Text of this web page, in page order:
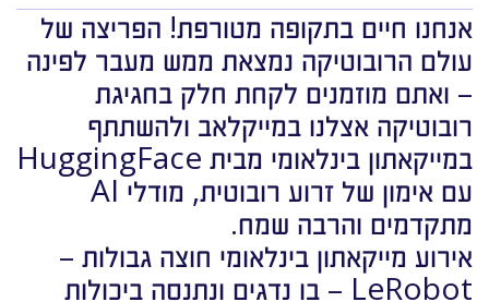
אנחנו חיים בתקופה מטורפת! הפריצה של
עולם הרובוטיקה נמצאת ממש מעבר לפינה
– ואתם מוזמנים לקחת חלק בחגיגת
רובוטיקה אצלנו במייקלאב ולהשתתף
במייקאתון בינלאומי מבית HuggingFace
עם אימון של זרוע רובוטית, מודלי AI
מתקדמים והרבה שמח.
אירוע מייקאתון בינלאומי חוצה גבולות –
LeRobot – בו נדגים ונתנסה ביכולות